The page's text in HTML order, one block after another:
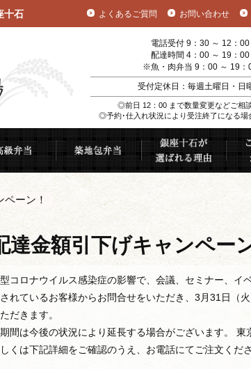
十石 よくあるご質問 お問い合わせ
電話受付 9：30 ～ 12：00
配達時間 4：00 ～ 19：00
※魚・肉弁当 9：00 ～ 19：
受付定休日：毎週土曜日・日
◎前日 12：00 まで数量変更などご相
◎予約･仕入れ状況により受注終了になる場
高級弁当 築地包弁当 銀座
ーン！
達金額引下げキャンペー
コロナウイルス感染症の影響で、会議、セミナー、イ
れているお客様からお問合せをいただき、3月31日（
だきます。
間は今後の状況により延長する場合がございます。 東
くは下記詳細をご確認のうえ、お電話にてご注文くださ